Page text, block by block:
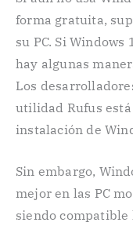
forma gratuita,
su PC. Si Windows
hay algunas
Los
utilidad Rufus
instalación de
Sin embargo,
mejor en las PC
siendo compatible